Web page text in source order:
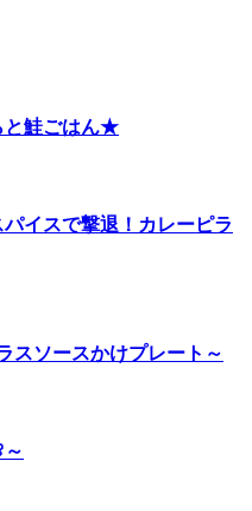
と鮭ごはん★
イスで撃退！カレーピラ
スソースかけプレート～